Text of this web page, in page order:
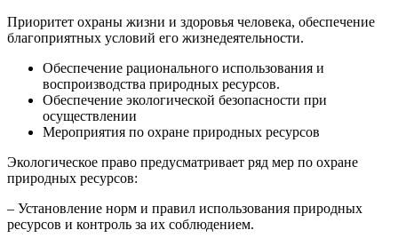
Приоритет охраны жизни и здоровья человека, обеспечение
благоприятных условий его жизнедеятельности.
Обеспечение рационального использования и
воспроизводства природных ресурсов.
Обеспечение экологической безопасности при
осуществлении
Мероприятия по охране природных ресурсов
Экологическое право предусматривает ряд мер по охране
природных ресурсов:
– Установление норм и правил использования природных
ресурсов и контроль за их соблюдением.